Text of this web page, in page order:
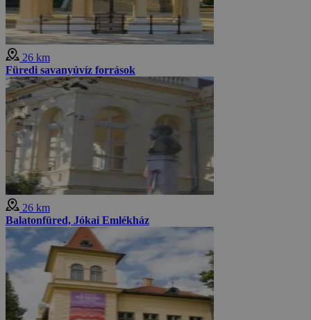
26 km
Füredi savanyúvíz források
26 km
Balatonfüred, Jókai Emlékház